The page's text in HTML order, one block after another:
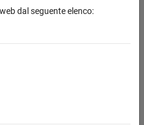
dal seguente elenco: